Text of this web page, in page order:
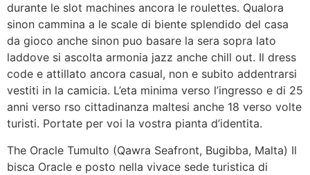
durante le slot machines ancora le roulettes. Qualora
sinon cammina a le scale di biente splendido del casa
da gioco anche sinon puo basare la sera sopra lato
laddove si ascolta armonia jazz anche chill out. Il dress
code e attillato ancora casual, non e subito addentrarsi
vestiti in la camicia. L’eta minima verso l’ingresso e di 25
anni verso rso cittadinanza maltesi anche 18 verso volte
turisti. Portate per voi la vostra pianta d’identita.
The Oracle Tumulto (Qawra Seafront, Bugibba, Malta) Il
bisca Oracle e posto nella vivace sede turistica di